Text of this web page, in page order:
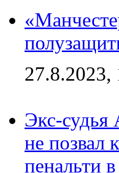
27.8.2023,
Экс-судья
не позвал
пенальти